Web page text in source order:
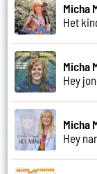
Micha
Het
Micha
Hey
Micha
Hey